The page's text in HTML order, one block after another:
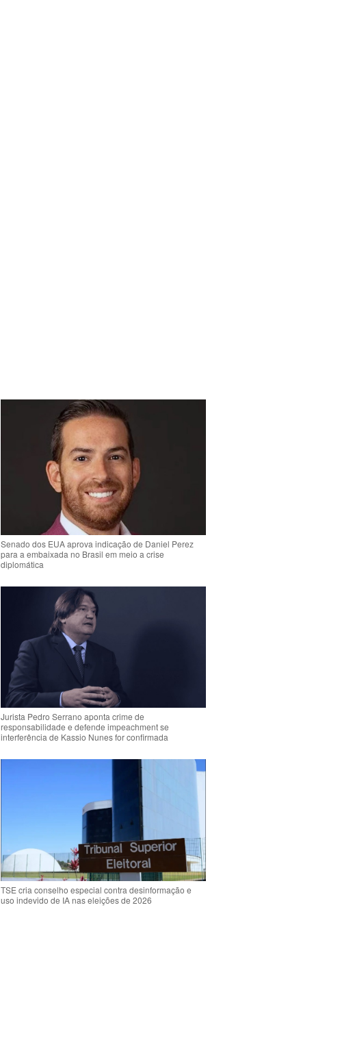
Senado dos EUA aprova indicação de Daniel Perez
para a embaixada no Brasil em meio a crise
diplomática
Jurista Pedro Serrano aponta crime de
responsabilidade e defende impeachment se
interferência de Kassio Nunes for confirmada
TSE cria conselho especial contra desinformação e
uso indevido de IA nas eleições de 2026